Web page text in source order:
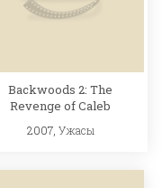
Backwoods 2: The
Revenge of Caleb
2007, Ужасы